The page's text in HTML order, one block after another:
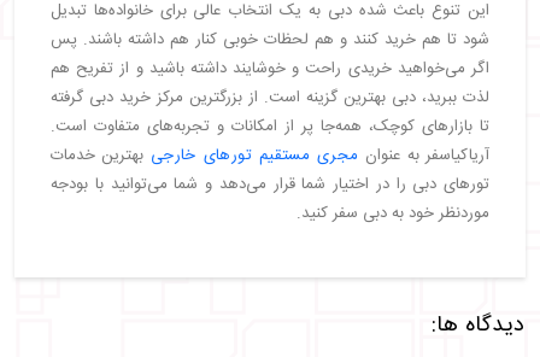
این تنوع باعث شده دبی به یک انتخاب عالی برای خانواده‌ها تبدیل
شود تا هم خرید کنند و هم لحظات خوبی کنار هم داشته باشند. پس
اگر می‌خواهید خریدی راحت و خوشایند داشته باشید و از تفریح هم
لذت ببرید، دبی بهترین گزینه است. از بزرگترین مرکز خرید دبی گرفته
تا بازارهای کوچک، همه‌جا پر از امکانات و تجربه‌های متفاوت است.
آریاکیاسفر به عنوان مجری مستقیم تورهای خارجی بهترین خدمات
تورهای دبی را در اختیار شما قرار می‌دهد و شما می‌توانید با بودجه
موردنظر خود به دبی سفر کنید.
دیدگاه ها: